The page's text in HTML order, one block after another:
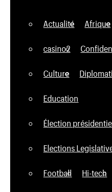
Actualité Afrique
casino2
Culture
Education
Élection
Elections
Football Hi-tech